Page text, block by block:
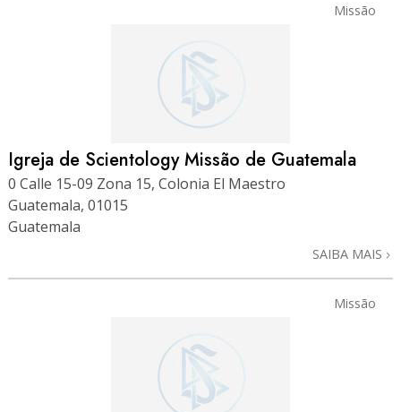
Missão
Igreja de Scientology Missão de Guatemala
0 Calle 15-09 Zona 15, Colonia El Maestro
Guatemala, 01015
Guatemala
SAIBA MAIS
Missão